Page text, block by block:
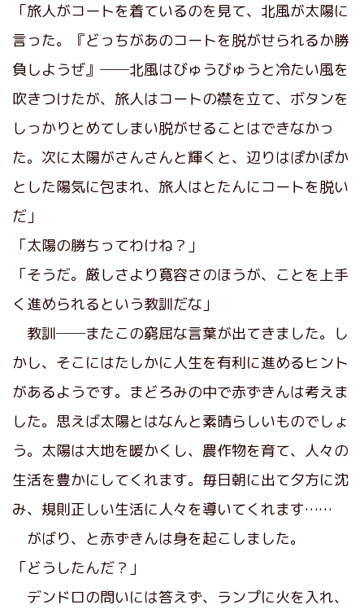
「旅人がコートを着ているのを見て、北風が太陽に
言った。『どっちがあのコートを脱がせられるか勝
負しようぜ』──北風はびゅうびゅうと冷たい風を
吹きつけたが、旅人はコートの襟を立て、ボタンを
しっかりとめてしまい脱がせることはできなかっ
た。次に太陽がさんさんと輝くと、辺りはぽかぽか
とした陽気に包まれ、旅人はとたんにコートを脱い
だ」
「太陽の勝ちってわけね？」
「そうだ。厳しさより寛容さのほうが、ことを上手
く進められるという教訓だな」
教訓──またこの窮屈な言葉が出てきました。し
かし、そこにはたしかに人生を有利に進めるヒント
があるようです。まどろみの中で赤ずきんは考えま
した。思えば太陽とはなんと素晴らしいものでしょ
う。太陽は大地を暖かくし、農作物を育て、人々の
生活を豊かにしてくれます。毎日朝に出て夕方に沈
み、規則正しい生活に人々を導いてくれます……
がばり、と赤ずきんは身を起こしました。
「どうしたんだ？」
デンドロの問いには答えず、ランプに火を入れ、